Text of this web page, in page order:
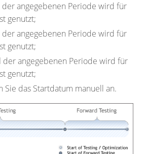
angegebenen Periode wird für
genutzt;
angegebenen Periode wird für
genutzt;
angegebenen Periode wird für
genutzt;
das Startdatum manuell an.